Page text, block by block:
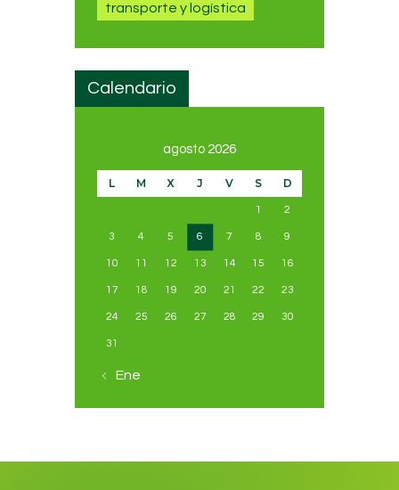
transporte y logística
Calendario
agosto 2026
L M X J V S D
1 2
3 4 5 6 7 8 9
10 11 12 13 14 15 16
17 18 19 20 21 22 23
24 25 26 27 28 29 30
31
« Ene